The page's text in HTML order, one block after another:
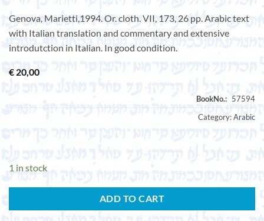
Genova, Marietti,1994. Or. cloth. VII, 173, 26 pp. Arabic text
with Italian translation and commentary and extensive
introdutction in Italian. In good condition.
€ 20,00
Category:Arabic
1 in stock
ADD TO CART